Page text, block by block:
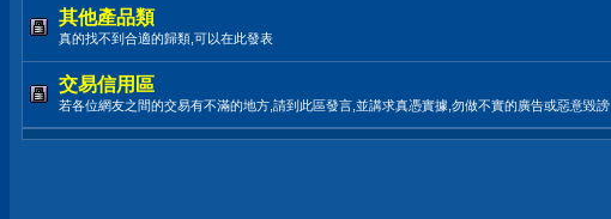
其他產品類
真的找不到合適的歸類,可以在此發表
交易信用區
若各位網友之間的交易有不滿的地方,請到此區發言,並講求真憑實據,勿做不實的廣告或惡意毀謗